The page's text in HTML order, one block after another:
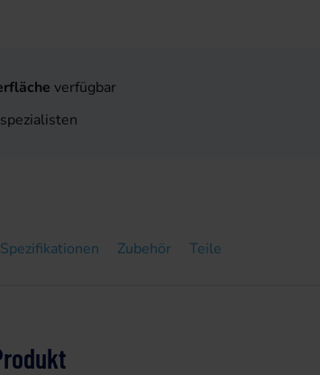
verfügbar
Spezifikationen Zubehör Teile